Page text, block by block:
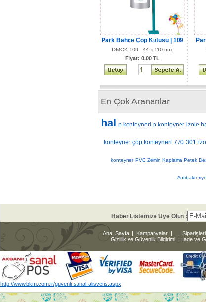
Park Bahçe Çöp Kutusu | 109
DMCK-109 44 x 110 cm.
Fiyat: 0.00 TL
En Çok Arananlar
hal p konteyneri p konteyner izole
konteyner çöp konteyneri 770 301
konteyner PVC Zemin Kaplama Petek
Haber Listemize Üye Olun :
Ana_Sayfa| Kampanyalar| |
Gizlilik ve Güvenlik Bildirimi | İade ve
http://www.bkm.com.tr/guvenli-sanal-alisveris.aspx